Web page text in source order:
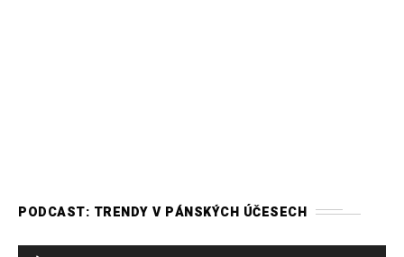
PODCAST: TRENDY V PÁNSKÝCH ÚČESECH